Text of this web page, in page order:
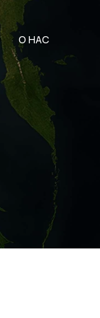
О НАС